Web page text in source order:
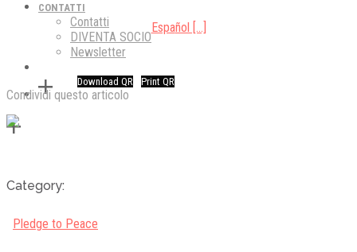
CONTATTI
Contatti
DIVENTA SOCIO
Newsletter
Español […]
Download QR Print QR
Condividi questo articolo
Category:
Pledge to Peace